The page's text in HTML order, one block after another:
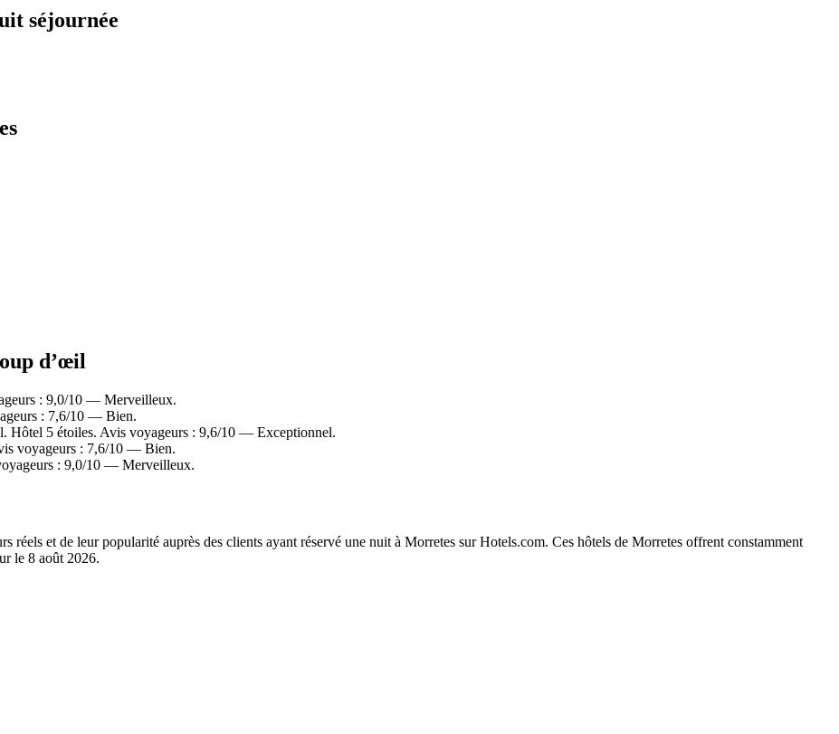
séjournée
d’œil
: 9,0/10 — Merveilleux.
: 7,6/10 — Bien.
Hôtel 5 étoiles. Avis voyageurs : 9,6/10 — Exceptionnel.
voyageurs : 7,6/10 — Bien.
: 9,0/10 — Merveilleux.
réels et de leur popularité auprès des clients ayant réservé une nuit à Morretes sur Hotels.com. Ces hôtels de Morretes offrent constamment
le 8 août 2026.